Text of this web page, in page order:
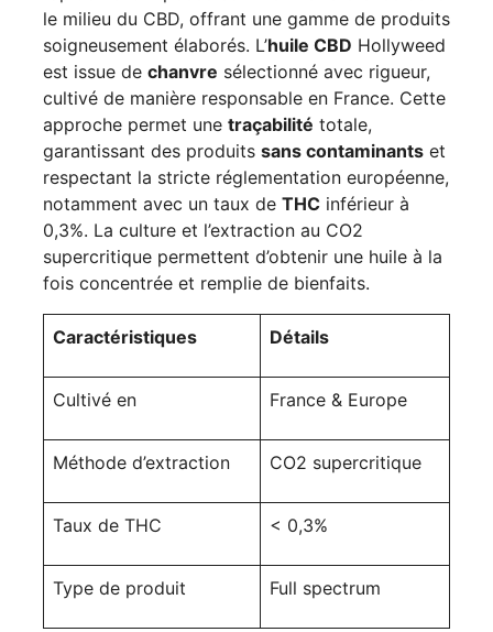
le milieu du CBD, offrant une gamme de produits
soigneusement élaborés. L’huile CBD Hollyweed
est issue de chanvre sélectionné avec rigueur,
cultivé de manière responsable en France. Cette
approche permet une traçabilité totale,
garantissant des produits sans contaminants et
respectant la stricte réglementation européenne,
notamment avec un taux de THC inférieur à
0,3%. La culture et l’extraction au CO2
supercritique permettent d’obtenir une huile à la
fois concentrée et remplie de bienfaits.
Caractéristiques Détails
Cultivé en France & Europe
Méthode d’extraction CO2 supercritique
Taux de THC < 0,3%
Type de produit Full spectrum